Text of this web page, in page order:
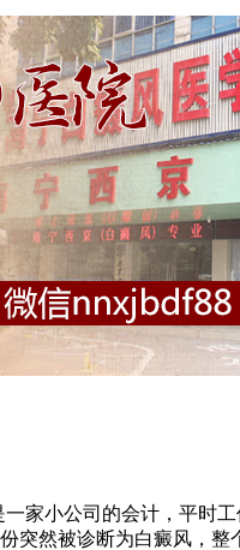
小公司的会计，平时
突然被诊断为白癜风，